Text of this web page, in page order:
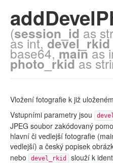
(session_id as
as int,devel_rkid
base64,mainas
photo_rkidas
Vložení fotografie k již
Vstupními parametry jsou
JPEG soubor zakódovaný
hlavní či vedlejší fotografie
vedlejší) a český popisek
nebo devel_rkid slouží k